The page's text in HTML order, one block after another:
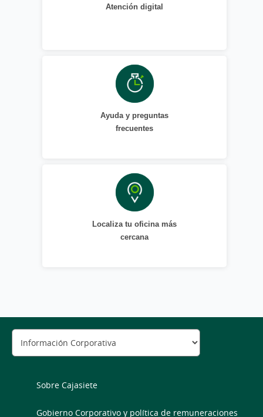
Atención digital
Ayuda y preguntas
frecuentes
Localiza tu oficina más
cercana
Sobre Cajasiete
Gobierno Corporativo y política de remuneraciones